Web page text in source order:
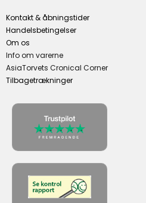
Kontakt & åbningstider
Handelsbetingelser
Om os
Info om varerne
AsiaTorvets Cronical Corner
Tilbagetrækninger